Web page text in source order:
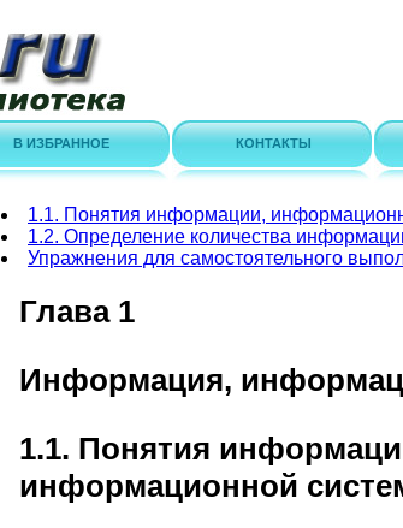
В ИЗБРАННОЕ КОНТАКТЫ
1.1. Понятия информации,
1.2. Определение количества
Упражнения для самостоятельного
Глава 1
Информация,
1.1. Понятия
информационной